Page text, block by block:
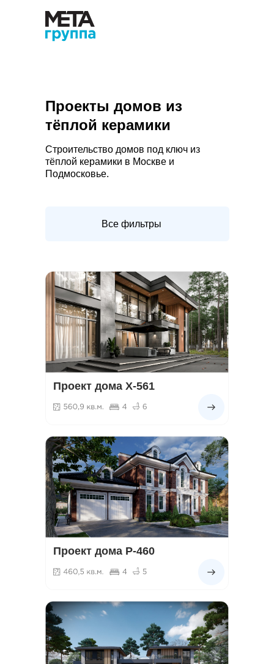
Строительство домов под ключ из
тёплой керамики в Москве и
Подмосковье.
Проекты домов из
тёплой керамики
Все фильтры
Проект дома Р-460
Проект дома Х-561